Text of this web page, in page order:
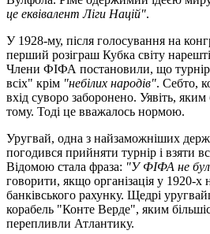
це еквівалент Ліги Націй".
У 1928-му, після голосування на
перший розіграш Кубка світу
Члени ФІФА постановили, що турнір
всіх" крім "небілих народів". Себто,
вхід суворо заборонено. Уявіть, яким
тому. Тоді це вважалось нормою.
Уругвай, одна з найзаможніших
погодився прийняти турнір і взяти
Відомою стала фраза: "У ФІФА не
говорити, якщо організація у 1920-х
банківського рахунку. Щедрі
корабель "Конте Верде", яким
перепливли Атлантику.